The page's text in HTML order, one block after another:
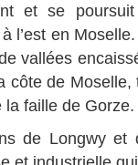
et se
l’est en
vallées
côte de
la faille de Gorze.
de Longwy et